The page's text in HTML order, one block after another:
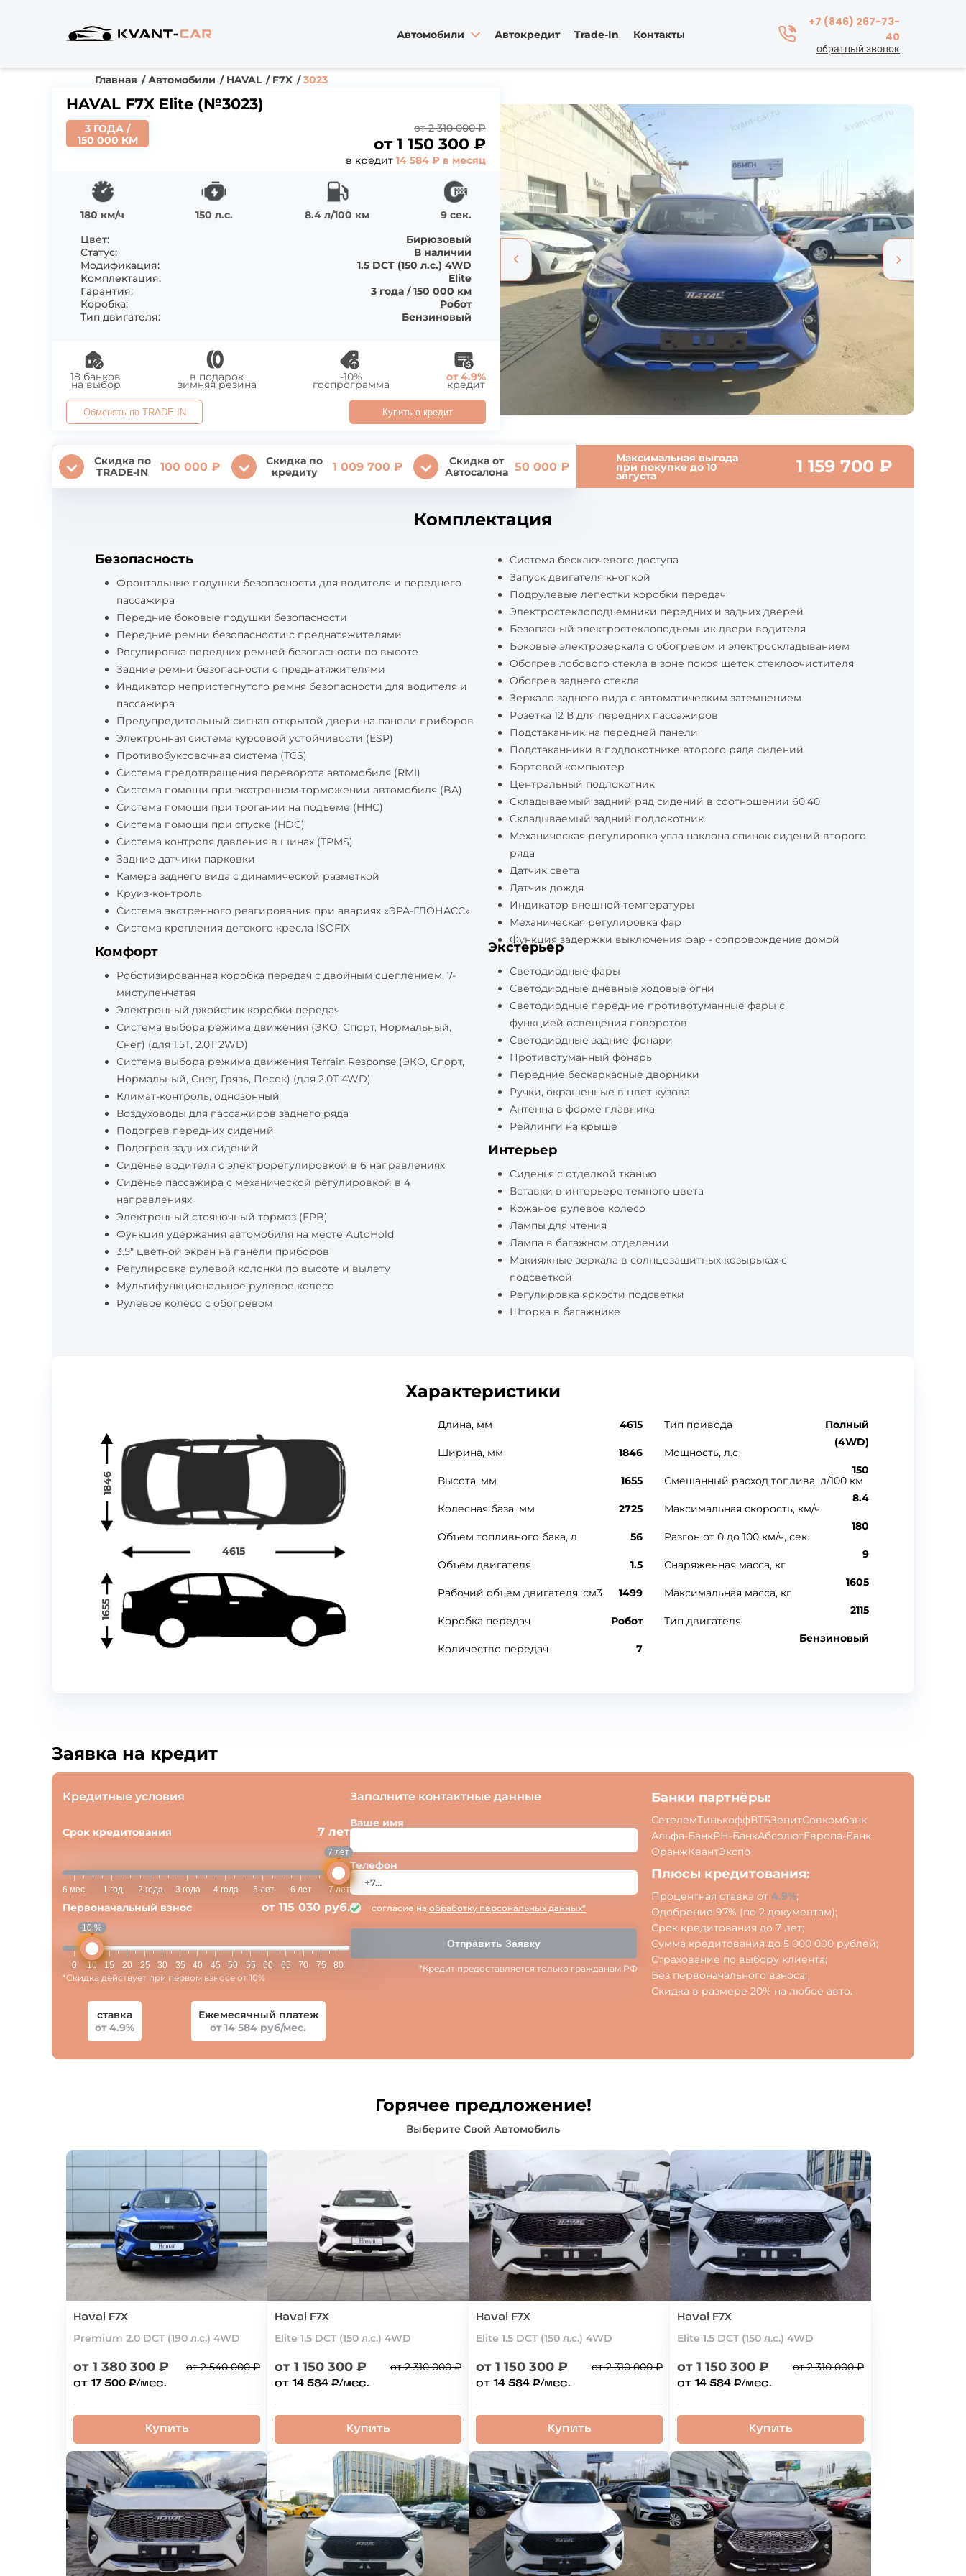
Автомобили Автокредит Trade-In Контакты
+7 (846) 267-73-
40
обратный звонок
Главная Автомобили HAVAL F7X 3023
HAVAL F7X Elite (№3023)
3 ГОДА /
150 000 КМ
от 2 310 000 ₽
от 1 150 300 ₽
в кредит 14 584 ₽ в месяц
180 км/ч 150 л.с. 8.4 л/100 км
9 сек.
Цвет:
Бирюзовый
Статус:
В наличии
Модификация:
1.5 DCT (150 л.с.) 4WD
Комплектация:
Elite
Гарантия:
3 года / 150 000 км
Коробка:
Робот
Тип двигателя:
Бензиновый
18 банков
на выбор
в подарок
зимняя резина
-10%
госпрограмма
от 4.9%
кредит
Обменять по TRADE-IN Купить в кредит
Скидка по
TRADE-IN
100 000 ₽
Скидка по
кредиту
1 009 700 ₽
Скидка от
Автосалона 50 000 ₽
Максимальная выгода
при покупке до 10
августа 1 159 700 ₽
Комплектация
Безопасность
Фронтальные подушки безопасности для водителя и переднего
пассажира
Передние боковые подушки безопасности
Передние ремни безопасности с преднатяжителями
Регулировка передних ремней безопасности по высоте
Задние ремни безопасности с преднатяжителями
Индикатор непристегнутого ремня безопасности для водителя и
пассажира
Предупредительный сигнал открытой двери на панели приборов
Электронная система курсовой устойчивости (ESP)
Противобуксовочная система (TCS)
Система предотвращения переворота автомобиля (RMI)
Система помощи при экстренном торможении автомобиля (BA)
Система помощи при трогании на подъеме (HHC)
Система помощи при спуске (HDC)
Система контроля давления в шинах (TPMS)
Задние датчики парковки
Камера заднего вида с динамической разметкой
Круиз-контроль
Система экстренного реагирования при авариях «ЭРА-ГЛОНАСС»
Система крепления детского кресла ISOFIX
Комфорт
Роботизированная коробка передач с двойным сцеплением, 7-
миступенчатая
Электронный джойстик коробки передач
Система выбора режима движения (ЭКО, Спорт, Нормальный,
Снег) (для 1.5T, 2.0T 2WD)
Система выбора режима движения Terrain Response (ЭКО, Спорт,
Нормальный, Снег, Грязь, Песок) (для 2.0Т 4WD)
Климат-контроль, однозонный
Воздуховоды для пассажиров заднего ряда
Подогрев передних сидений
Подогрев задних сидений
Сиденье водителя с электрорегулировкой в 6 направлениях
Сиденье пассажира с механической регулировкой в 4
направлениях
Электронный стояночный тормоз (EPB)
Функция удержания автомобиля на месте AutoHold
3.5" цветной экран на панели приборов
Регулировка рулевой колонки по высоте и вылету
Мультифункциональное рулевое колесо
Рулевое колесо с обогревом
Система бесключевого доступа
Запуск двигателя кнопкой
Подрулевые лепестки коробки передач
Электростеклоподъемники передних и задних дверей
Безопасный электростеклоподъемник двери водителя
Боковые электрозеркала с обогревом и электроскладыванием
Обогрев лобового стекла в зоне покоя щеток стеклоочистителя
Обогрев заднего стекла
Зеркало заднего вида с автоматическим затемнением
Розетка 12 В для передних пассажиров
Подстаканник на передней панели
Подстаканники в подлокотнике второго ряда сидений
Бортовой компьютер
Центральный подлокотник
Складываемый задний ряд сидений в соотношении 60:40
Складываемый задний подлокотник
Механическая регулировка угла наклона спинок сидений второго
ряда
Датчик света
Датчик дождя
Индикатор внешней температуры
Механическая регулировка фар
Функция задержки выключения фар - сопровождение домой
Экстерьер
Светодиодные фары
Светодиодные дневные ходовые огни
Светодиодные передние противотуманные фары с
функцией освещения поворотов
Светодиодные задние фонари
Противотуманный фонарь
Передние бескаркасные дворники
Ручки, окрашенные в цвет кузова
Антенна в форме плавника
Рейлинги на крыше
Интерьер
Сиденья с отделкой тканью
Вставки в интерьере темного цвета
Кожаное рулевое колесо
Лампы для чтения
Лампа в багажном отделении
Макияжные зеркала в солнцезащитных козырьках с
подсветкой
Регулировка яркости подсветки
Шторка в багажнике
Характеристики
4615
1846
1655
Длина, мм
Ширина, мм
Высота, мм
Колесная база, мм
Объем топливного бака, л
Объем двигателя
Рабочий объем двигателя, см3
Коробка передач
Количество передач
4615
1846
1655
2725
56
1.5
1499
Робот
7
Тип привода
Мощность, л.с
Смешанный расход топлива, л/100 км
Максимальная скорость, км/ч
Разгон от 0 до 100 км/ч, сек.
Снаряженная масса, кг
Максимальная масса, кг
Тип двигателя
Полный
(4WD)
150
8.4
180
9
1605
2115
Бензиновый
Заявка на кредит
Кредитные условия
Срок кредитования 7 лет
7 лет
6 мес. 1 год 2 года 3 года 4 года 5 лет 6 лет 7 лет
Первоначальный взнос от 115 030 руб.
10 %
0 10 15 20 25 30 35 40 45 50 55 60 65 70 75 80
*Скидка действует при первом взносе от 10%
ставка
от 4.9%
Ежемесячный платеж
от 14 584 руб/мес.
Заполните контактные данные
Ваше имя
Телефон
согласие на обработку персональных данных*
Отправить Заявку
*Кредит предоставляется только гражданам РФ
Банки партнёры:
СетелемТинькоффВТБЗенитСовкомбанк
Альфа-БанкРН-БанкАбсолютЕвропа-Банк
ОранжКвантЭкспо
Плюсы кредитования:
Процентная ставка от 4.9%;
Одобрение 97% (по 2 документам);
Срок кредитования до 7 лет;
Сумма кредитования до 5 000 000 рублей;
Страхование по выбору клиента;
Без первоначального взноса;
Скидка в размере 20% на любое авто.
Горячее предложение!
Выберите Свой Автомобиль
Haval F7X
Premium 2.0 DCT (190 л.с.) 4WD
от 1 380 300 ₽ от 2 540 000 ₽
от 17 500 ₽/мес.
Купить
Haval F7X
Elite 1.5 DCT (150 л.с.) 4WD
от 1 150 300 ₽ от 2 310 000 ₽
от 14 584 ₽/мес.
Купить
Haval F7X
Elite 1.5 DCT (150 л.с.) 4WD
от 1 150 300 ₽ от 2 310 000 ₽
от 14 584 ₽/мес.
Купить
Haval F7X
Elite 1.5 DCT (150 л.с.) 4WD
от 1 150 300 ₽ от 2 310 000 ₽
от 14 584 ₽/мес.
Купить